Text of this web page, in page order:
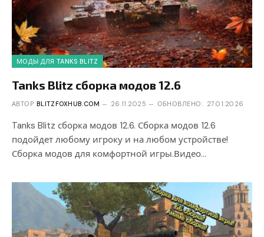
МОДЫ ДЛЯ TANKS BLITZ
Tanks Blitz сборка модов 12.6
АВТОР BLITZFOXHUB.COM 26.11.2025 ОБНОВЛЕНО: 27.01.2026
Tanks Blitz сборка модов 12.6. Сборка модов 12.6
подойдет любому игроку и на любом устройстве!
Сборка модов для комфортной игры.Видео…